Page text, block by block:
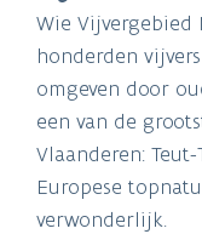
Wie Vijvergebied
honderden
omgeven door
een van de
Vlaanderen:
Europese
verwonderlijk.